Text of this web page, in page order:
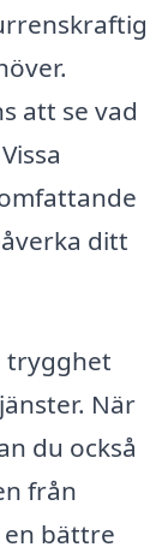
att se vad
ditt
trygghet
När
du också
från
bättre